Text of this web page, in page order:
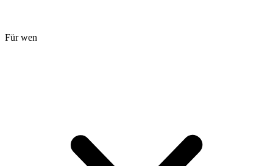
Für wen